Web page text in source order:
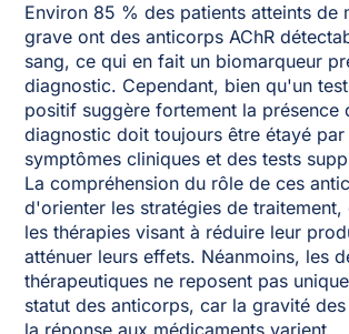
Environ 85 % des patients atteints de
grave ont des anticorps AChR
sang, ce qui en fait un biomarqueur
diagnostic. Cependant, bien qu'un
positif suggère fortement la présence
diagnostic doit toujours être étayé par
symptômes cliniques et des tests
La compréhension du rôle de ces
d'orienter les stratégies de traitement,
les thérapies visant à réduire leur
atténuer leurs effets. Néanmoins, les
thérapeutiques ne reposent pas
statut des anticorps, car la gravité